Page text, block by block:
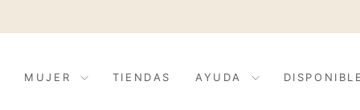
diapositivas
MUJER TIENDAS AYUDA